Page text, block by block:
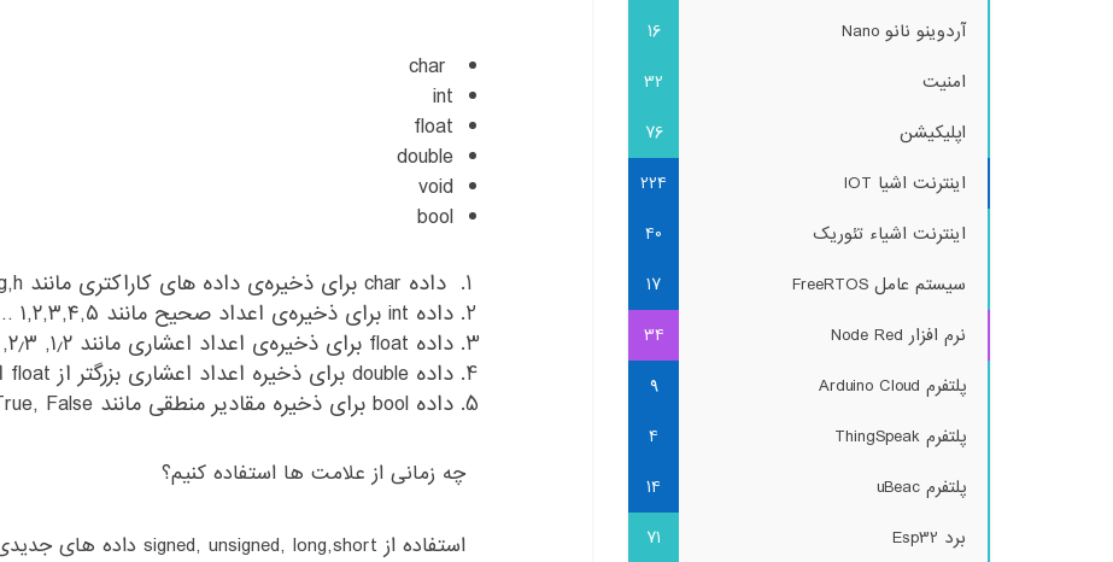
int
float
double
void
bool
داده char برای ذخیره‌ی داده های کاراکتری مانند a,b,c,d,e,f,g,h استفاده می‌شود.
داده int برای ذخیره‌ی اعداد صحیح مانند ۱,۲,۳,۴,۵ …. استفاده می‌شود.
داده float برای ذخیره‌ی اعداد اعشاری مانند ۱٫۲, ۲٫۳, ۲٫۹۸, ۳٫۹۸ استفاده می‌شود.
داده double برای ذخیره اعداد اعشاری بزرگتر از float استفاده می‌شود.
داده bool برای ذخیره مقادیر منطقی مانند True, False استفاده می‌شود.
چه زمانی از علامت ها استفاده کنیم؟
استفاده از signed, unsigned, long,short داده های جدیدی را برای ما تولید می‌کند.
آردوینو نانو Nano
16
امنیت
32
اپلیکیشن
76
اینترنت اشیا IOT
224
اینترنت اشیاء تئوریک
40
سیستم عامل FreeRTOS
17
نرم افزار Node Red
34
پلتفرم Arduino Cloud
9
پلتفرم ThingSpeak
4
پلتفرم uBeac
14
برد Esp32
71